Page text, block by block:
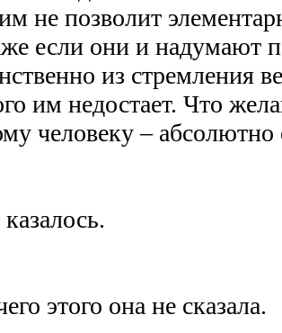
не позволит
если они и надумают
из стремления
им недостает. Что
человеку –
этого она не сказала.